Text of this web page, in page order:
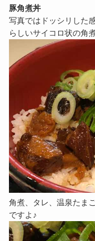
豚角煮丼
写真ではドッシリした
らしいサイコロ状の角煮
角煮、タレ、温泉たま
ですよ♪